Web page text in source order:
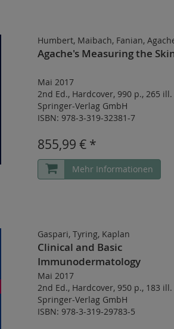
Humbert, Maibach, Fanian,
Agache's Measuring the
Mai 2017
2nd Ed., Hardcover, 990 p., 265 ill.
Springer-Verlag GmbH
ISBN: 978-3-319-32381-7
855,99 € *
Mehr Informationen
Gaspari, Tyring, Kaplan
Clinical and Basic
Immunodermatology
Mai 2017
2nd Ed., Hardcover, 950 p., 183 ill.
Springer-Verlag GmbH
ISBN: 978-3-319-29783-5